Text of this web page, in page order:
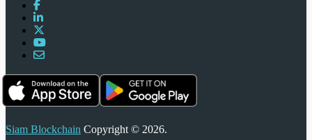
Siam Blockchain Copyright © 2026.